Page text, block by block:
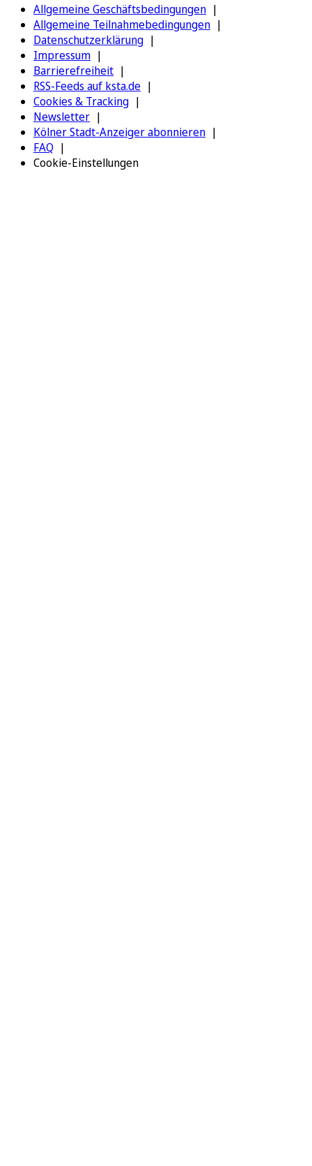
Allgemeine Geschäftsbedingungen
Allgemeine Teilnahmebedingungen
Datenschutzerklärung
Impressum
Barrierefreiheit
RSS-Feeds auf ksta.de
Cookies & Tracking
Newsletter
Kölner Stadt-Anzeiger abonnieren
FAQ
Cookie-Einstellungen